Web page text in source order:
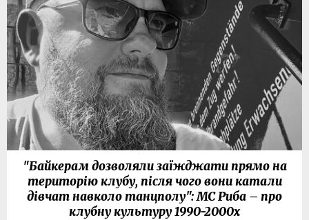
"Байкерам дозволяли заїжджати прямо на
територію клубу, після чого вони катали
дівчат навколо танцполу": МС Риба – про
клубну культуру 1990-2000х